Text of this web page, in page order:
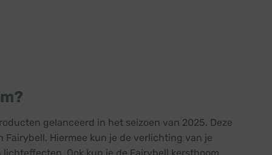
gelanceerd in het seizoen van 2025. Deze
Hiermee kun je de verlichting van je
Ook kun je de Fairybell kerstboom